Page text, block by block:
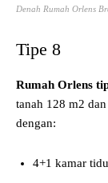
Denah Rumah Orlens
Tipe 8
Rumah Orlens
tanah 128 m2
dengan:
4+1 kamar